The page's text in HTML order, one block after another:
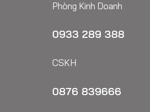
Phòng Kinh Doanh
0933 289 388
CSKH
0876 839666